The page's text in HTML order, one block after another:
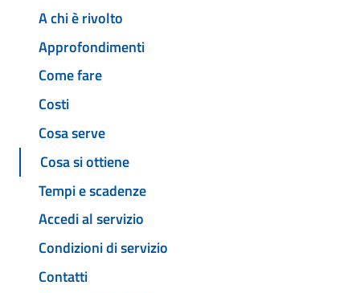
A chi è rivolto
Approfondimenti
Come fare
Costi
Cosa serve
Cosa si ottiene
Tempi e scadenze
Accedi al servizio
Condizioni di servizio
Contatti